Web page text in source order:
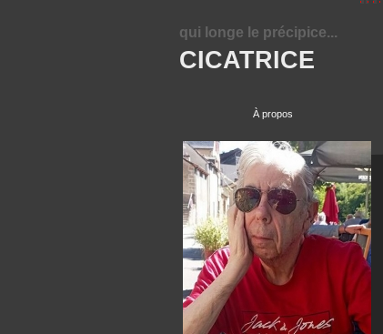
CICATRICE
qui longe le précipice...
À propos